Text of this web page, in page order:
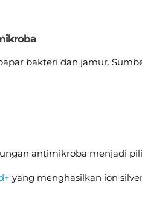
bakteri dan jamur.
antimikroba menjadi
yang menghasilkan ion